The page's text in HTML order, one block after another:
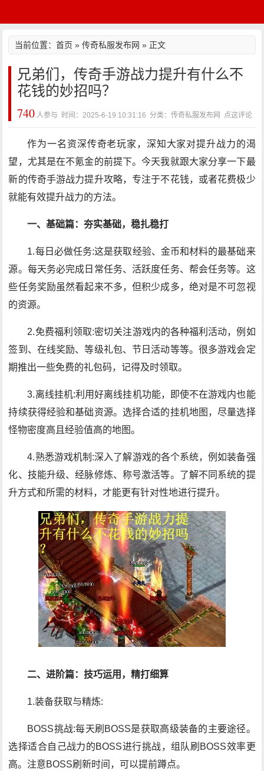
当前位置：首页 »传奇私服发布网 » 正文
兄弟们，传奇手游战力提升有什么不
花钱的妙招吗？
740 人参与 时间：2025-6-19 10:31:16 分类：传奇私服发布网 点这评论
作为一名资深传奇老玩家，深知大家对提升战力的渴
望，尤其是在不氪金的前提下。今天我就跟大家分享一下最
新的传奇手游战力提升攻略，专注于不花钱，或者花费极少
就能有效提升战力的方法。
一、基础篇：夯实基础，稳扎稳打
1.每日必做任务:这是获取经验、金币和材料的最基础来
源。每天务必完成日常任务、活跃度任务、帮会任务等。这
些任务奖励虽然看起来不多，但积少成多，绝对是不可忽视
的资源。
2.免费福利领取:密切关注游戏内的各种福利活动，例如
签到、在线奖励、等级礼包、节日活动等等。很多游戏会定
期推出一些免费的礼包码，记得及时领取。
3.离线挂机:利用好离线挂机功能，即使不在游戏内也能
持续获得经验和基础资源。选择合适的挂机地图，尽量选择
怪物密度高且经验值高的地图。
4.熟悉游戏机制:深入了解游戏的各个系统，例如装备强
化、技能升级、经脉修炼、称号激活等。了解不同系统的提
升方式和所需的材料，才能更有针对性地进行提升。
二、进阶篇：技巧运用，精打细算
1.装备获取与精炼:
BOSS挑战:每天刷BOSS是获取高级装备的主要途径。
选择适合自己战力的BOSS进行挑战，组队刷BOSS效率更
高。注意BOSS刷新时间，可以提前蹲点。